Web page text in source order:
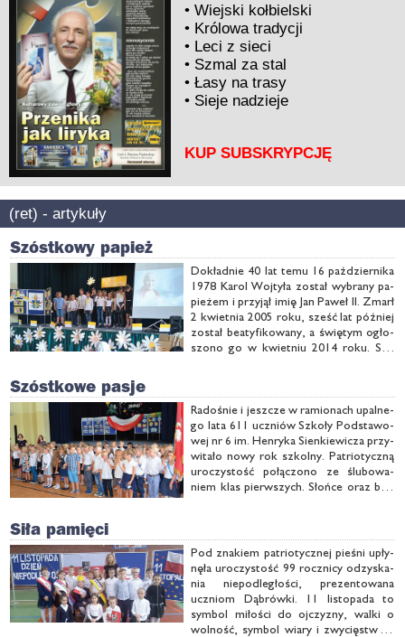
•Wiejski kołbielski
• Królowa tradycji
• Leci z sieci
• Szmal za stal
•Łasy na trasy
• Sieje nadzieje
KUP SUBSKRYPCJĘ
(ret) - artykuły
Szóstkowy papież
Do­kład­nie 40 lat te­mu 16 paź­dzier­ni­ka
1978 Ka­rol Woj­ty­ła zo­stał wy­bra­ny pa­
pie­żem i przy­jął imię Jan Pa­weł II. Zmarł
2 kwiet­nia 2005 ro­ku, sześć lat póź­niej
zo­stał be­aty­fi­ko­wa­ny, a świę­tym ogło­
szo­no go w kwiet­niu 2014 ro­ku. Syl­
Szóstkowe pasje
Ra­do­śnie i jesz­cze w ra­mio­nach upal­ne­
go la­ta 611 uczniów Szko­ły Pod­sta­wo­
wej nr 6 im. Hen­ry­ka Sien­kie­wi­cza przy­
wi­ta­ło no­wy rok szkol­ny. Pa­trio­tycz­ną
uro­czy­stość po­łą­czo­no ze ślu­bo­wa­
niem klas pierw­szych. Słoń­ce oraz błę­
Siła pamięci
Pod zna­kiem pa­trio­tycz­nej pie­śni upły­
nę­ła uro­czy­stość 99 rocz­ni­cy od­zy­ska­
nia nie­pod­le­gło­ści, pre­zen­to­wa­na
uczniom Dą­brów­ki. 11 li­sto­pa­da to
sym­bol mi­ło­ści do oj­czy­zny, wal­ki o
wol­ność, sym­bol wia­ry i zwy­cię­stwa –